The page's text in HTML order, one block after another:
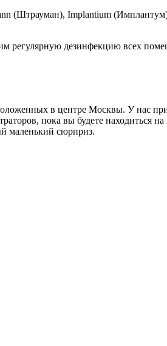
(Штрауман), Implantium
дезинфекцию всех
в центре Москвы. У нас
пока вы будете находиться
маленький сюрприз.